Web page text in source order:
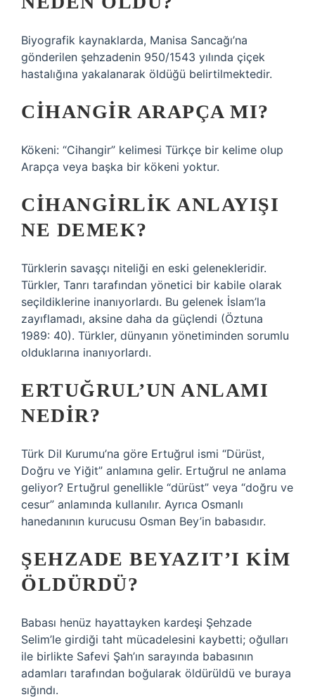
Biyografik kaynaklarda, Manisa Sancağı’na
gönderilen şehzadenin 950/1543 yılında çiçek
hastalığına yakalanarak öldüğü belirtilmektedir.
CIHANGIR ARAPÇA MI?
Kökeni: “Cihangir” kelimesi Türkçe bir kelime olup
Arapça veya başka bir kökeni yoktur.
CIHANGIRLIK ANLAYIŞI
NE DEMEK?
Türklerin savaşçı niteliği en eski gelenekleridir.
Türkler, Tanrı tarafından yönetici bir kabile olarak
seçildiklerine inanıyorlardı. Bu gelenek İslam’la
zayıflamadı, aksine daha da güçlendi (Öztuna
1989: 40). Türkler, dünyanın yönetiminden sorumlu
olduklarına inanıyorlardı.
ERTUĞRUL’UN ANLAMI
NEDIR?
Türk Dil Kurumu’na göre Ertuğrul ismi “Dürüst,
Doğru ve Yiğit” anlamına gelir. Ertuğrul ne anlama
geliyor? Ertuğrul genellikle “dürüst” veya “doğru ve
cesur” anlamında kullanılır. Ayrıca Osmanlı
hanedanının kurucusu Osman Bey’in babasıdır.
ŞEHZADE BEYAZIT’I KIM
ÖLDÜRDÜ?
Babası henüz hayattayken kardeşi Şehzade
Selim’le girdiği taht mücadelesini kaybetti; oğulları
ile birlikte Safevi Şah’ın sarayında babasının
adamları tarafından boğularak öldürüldü ve buraya
sığındı.